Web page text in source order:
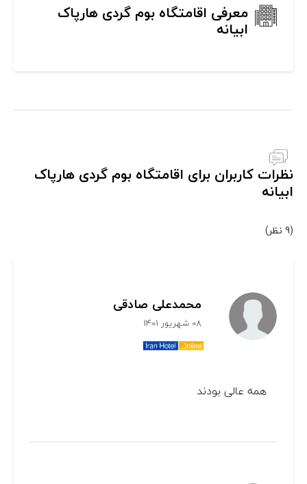
معرفی اقامتگاه بوم گردی هارپاک
ابیانه
نظرات کاربران برای اقامتگاه بوم گردی هارپاک
ابیانه
(9 نظر)
محمدعلی صادقی
08 شهریور 1401
همه عالی بودند